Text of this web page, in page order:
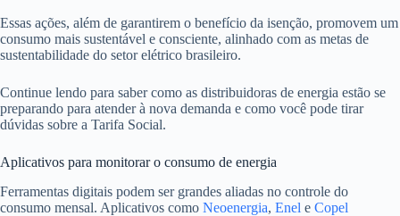
Essas ações, além de garantirem o benefício da isenção, promovem um
consumo mais sustentável e consciente, alinhado com as metas de
sustentabilidade do setor elétrico brasileiro.
Continue lendo para saber como as distribuidoras de energia estão se
preparando para atender à nova demanda e como você pode tirar
dúvidas sobre a Tarifa Social.
Aplicativos para monitorar o consumo de energia
Ferramentas digitais podem ser grandes aliadas no controle do
consumo mensal. Aplicativos como Neoenergia, Enel e Copel